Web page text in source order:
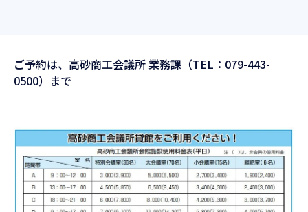
ご予約は、高砂商工会議所 業務課（TEL：079-443-
0500）まで